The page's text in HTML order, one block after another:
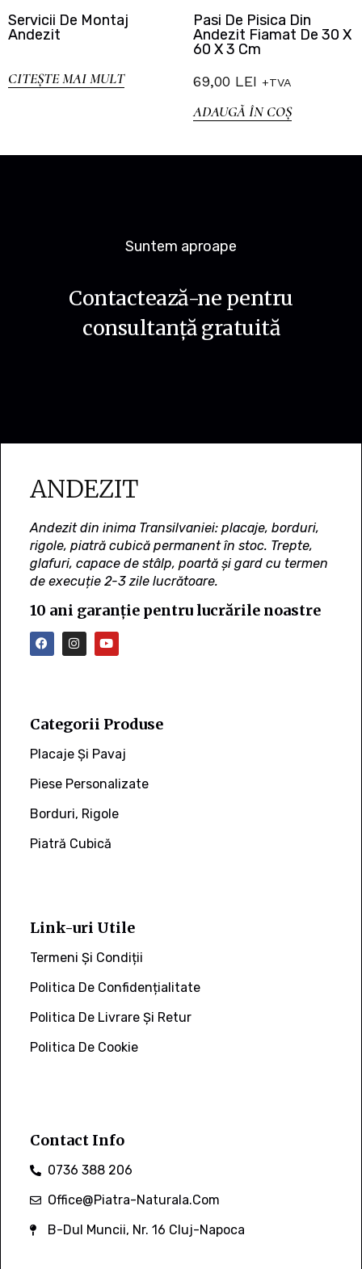
Servicii De Montaj
Andezit
CITEȘTE MAI MULT
Pasi De Pisica Din
Andezit Fiamat De 30 X
60 X 3 Cm
69,00 LEI +TVA
ADAUGĂ ÎN COȘ
Suntem aproape
Contactează-ne pentru
consultanță gratuită
ANDEZIT
Andezit din inima Transilvaniei: placaje, borduri,
rigole, piatră cubică permanent în stoc. Trepte,
glafuri, capace de stâlp, poartă și gard cu termen
de execuție 2-3 zile lucrătoare.
10 ani garanție pentru lucrările noastre
Categorii Produse
Placaje Și Pavaj
Piese Personalizate
Borduri, Rigole
Piatră Cubică
Link-uri Utile
Termeni Și Condiții
Politica De Confidențialitate
Politica De Livrare Și Retur
Politica De Cookie
Contact Info
0736 388 206
Office@piatra-Naturala.com
B-Dul Muncii, Nr. 16 Cluj-Napoca